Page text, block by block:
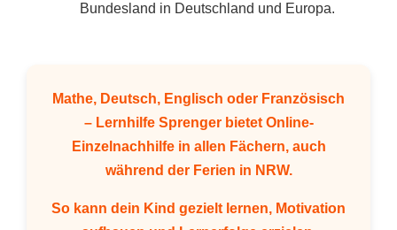
Bundesland in Deutschland und Europa.
Mathe, Deutsch, Englisch oder Französisch
– Lernhilfe Sprenger bietet Online-
Einzelnachhilfe in allen Fächern, auch
während der Ferien in NRW.
So kann dein Kind gezielt lernen, Motivation